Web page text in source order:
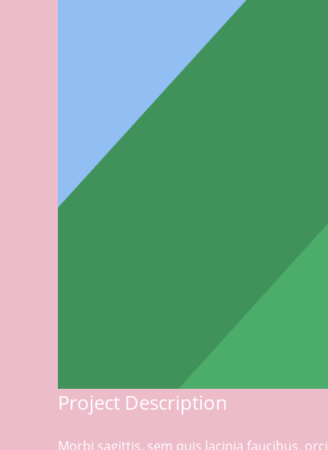
Project Description
Morbi sagittis, sem quis lacinia faucibus, orci